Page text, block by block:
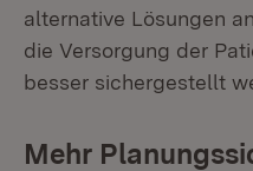
alternative Lösungen
die Versorgung der
besser sichergestellt
Mehr